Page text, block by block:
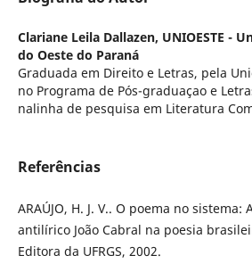
Clariane Leila Dallazen, UNIOESTE -
do Oeste do Paraná
Graduada em Direito e Letras, pela
no Programa de Pós-graduaçao e
nalinha de pesquisa em Literatura
Referências
ARAÚJO, H. J. V.. O poema no
antilírico João Cabral na poesia
Editora da UFRGS, 2002.